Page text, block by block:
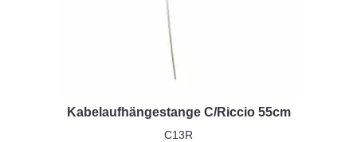
Kabelaufhängestange C/Riccio 55cm
C13R